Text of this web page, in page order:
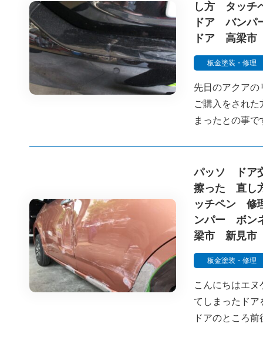
し方 タッ
ドア バン
ドア 高梁
板金塗装・修理
先日のアクアの
ご購入をされ
まったとの事
パッソ ド
擦った 直
ッチペン
ンパー ボン
梁市 新見市
板金塗装・修理
こんにちはエ
てしまったドア
ドアのところ